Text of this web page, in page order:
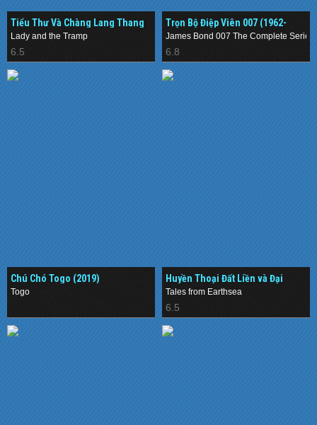
Tiểu Thư Và Chàng Lang Thang
(2019)
Lady and the Tramp
6.5
Trọn Bộ Điệp Viên 007 (1962-
2015)
James Bond 007 The Complete Series
6.8
Chú Chó Togo (2019)
Togo
Huyền Thoại Đất Liền và Đại
Dương (2006)
Tales from Earthsea
6.5